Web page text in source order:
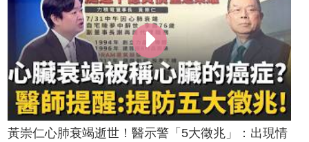
黃崇仁心肺衰竭逝世！醫示警「5大徵兆」：出現情